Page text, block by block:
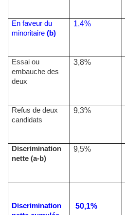
En faveur du
minoritaire(b)
1,4%
Essai ou
embauche des
deux
3,8%
Refus de deux
candidats
9,3%
Discrimination
nette (a-b)
9,5%
Discrimination
50,1%